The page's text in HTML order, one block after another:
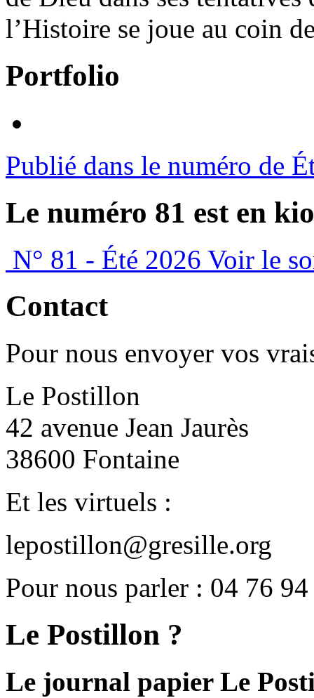
l’Histoire se joue au coin
Portfolio
Publié dans le numéro de
Le numéro 81 est en
N° 81 - Été 2026 Voir le
Contact
Pour nous envoyer vos
Le Postillon
42 avenue Jean Jaurès
38600 Fontaine
Et les virtuels :
lepostillon@gresille.org
Pour nous parler : 04 76
Le Postillon ?
Le journal papier Le